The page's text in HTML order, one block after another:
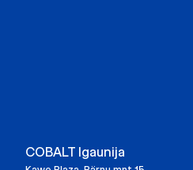
COBALT Igaunija